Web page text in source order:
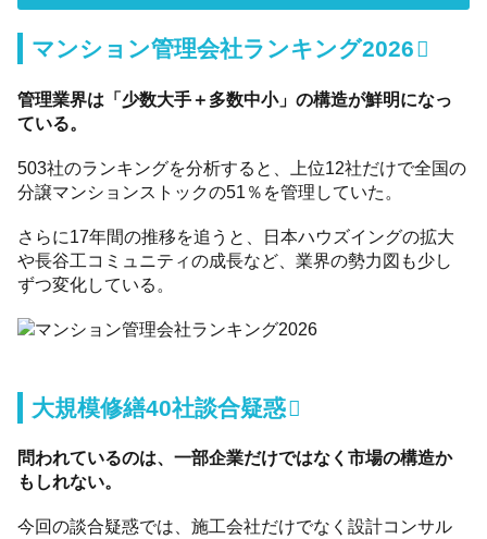
マンション管理会社ランキング2026
管理業界は「少数大手＋多数中小」の構造が鮮明になっ
ている。
503社のランキングを分析すると、上位12社だけで全国の
分譲マンションストックの51％を管理していた。
さらに17年間の推移を追うと、日本ハウズイングの拡大
や長谷工コミュニティの成長など、業界の勢力図も少し
ずつ変化している。
大規模修繕40社談合疑惑
問われているのは、一部企業だけではなく市場の構造か
もしれない。
今回の談合疑惑では、施工会社だけでなく設計コンサル